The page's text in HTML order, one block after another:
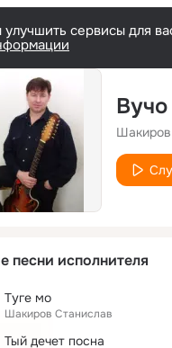
сервисы для
песни исполнителя
Туге мо
Шакиров Станислав
Тый дечет посна